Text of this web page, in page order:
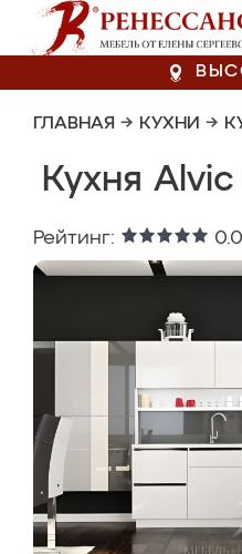
ГЛАВНАЯ → КУХНИ →
Кухня
Рейтинг: 0.0